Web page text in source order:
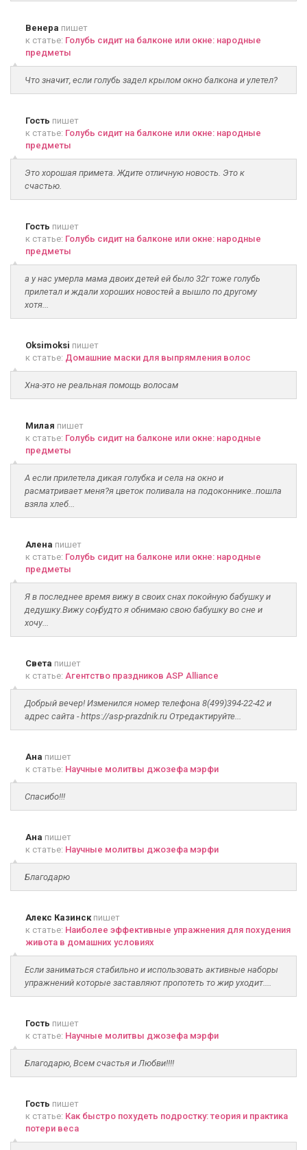
Венера пишет
к статье: Голубь сидит на балконе или окне: народные
предметы
Что значит, если голубь задел крылом окно балкона и улетел?
Гость пишет
к статье: Голубь сидит на балконе или окне: народные
предметы
Это хорошая примета. Ждите отличную новость. Это к
счастью.
Гость пишет
к статье: Голубь сидит на балконе или окне: народные
предметы
а у нас умерла мама двоих детей ей было 32г тоже голубь
прилетал и ждали хороших новостей а вышло по другому
хотя...
Oksimoksi пишет
к статье: Домашние маски для выпрямления волос
Хна-это не реальная помощь волосам
Милая пишет
к статье: Голубь сидит на балконе или окне: народные
предметы
А если прилетела дикая голубка и села на окно и
расматривает меня?я цветок поливала на подоконнике..пошла
взяла хлеб...
Алена пишет
к статье: Голубь сидит на балконе или окне: народные
предметы
Я в последнее время вижу в своих снах покойную бабушку и
дедушку.Вижу соң, будто я обнимаю свою бабушку во сне и
хочу...
Света пишет
к статье: Агентство праздников ASP Alliance
Добрый вечер! Изменился номер телефона 8(499)394-22-42 и
адрес сайта - https://asp-prazdnik.ru Отредактируйте...
Ана пишет
к статье: Научные молитвы джозефа мэрфи
Спасибо!!!
Ана пишет
к статье: Научные молитвы джозефа мэрфи
Благодарю
Алекс Казинскпишет
к статье: Наиболее эффективные упражнения для похудения
живота в домашних условиях
Если заниматься стабильно и использовать активные наборы
упражнений которые заставляют пропотеть то жир уходит....
Гость пишет
к статье: Научные молитвы джозефа мэрфи
Благодарю, Всем счастья и Любви!!!!
Гость пишет
к статье: Как быстро похудеть подростку: теория и практика
потери веса